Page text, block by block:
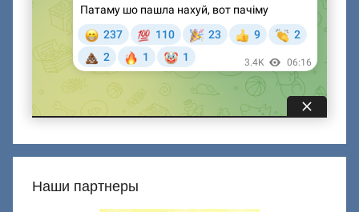
Наши партнеры